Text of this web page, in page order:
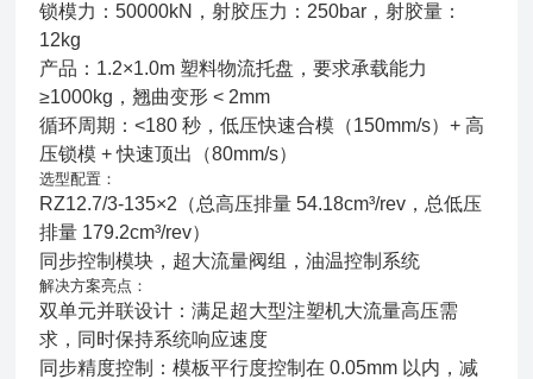
锁模力：50000kN，射胶压力：250bar，射胶量：
12kg
产品：1.2×1.0m 塑料物流托盘，要求承载能力
≥1000kg，翘曲变形 < 2mm
循环周期：<180 秒，低压快速合模（150mm/s）+ 高
压锁模 + 快速顶出（80mm/s）
选型配置：
RZ12.7/3-135×2（总高压排量 54.18cm³/rev，总低压
排量 179.2cm³/rev）
同步控制模块，超大流量阀组，油温控制系统
解决方案亮点：
双单元并联设计：满足超大型注塑机大流量高压需
求，同时保持系统响应速度
同步精度控制：模板平行度控制在 0.05mm 以内，减